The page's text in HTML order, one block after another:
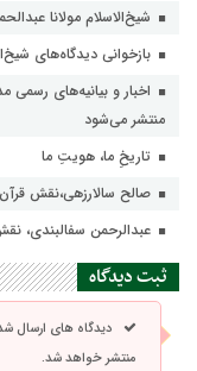
شیخ‌الاسلام مولانا
بازخوانی دیدگاه‌های
اخبار و بیانیه‌های
منتشر می‌شود
تاریخِ ما، هویتِ ما
صالح سالارزهی،‌نقش
عبدالرحمن سفالبندی،
ثبت دیدگاه
دیدگاه های ارسال
منتشر خواهد شد.